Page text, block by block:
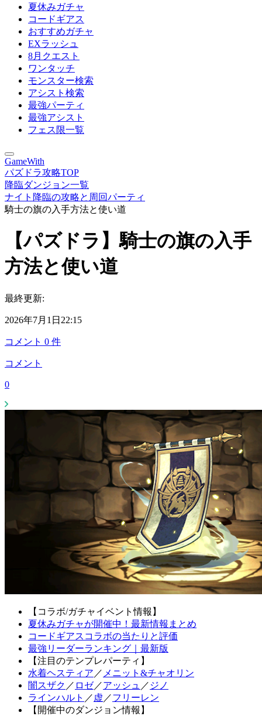
夏休みガチャ
コードギアス
おすすめガチャ
EXラッシュ
8月クエスト
ワンタッチ
モンスター検索
アシスト検索
最強パーティ
最強アシスト
フェス限一覧
GameWith
パズドラ攻略TOP
降臨ダンジョン一覧
ナイト降臨の攻略と周回パーティ
騎士の旗の入手方法と使い道
【パズドラ】騎士の旗の入手
方法と使い道
最終更新:
2026年7月1日22:15
コメント 0 件
コメント
0
【コラボ/ガチャイベント情報】
夏休みガチャが開催中！最新情報まとめ
コードギアスコラボの当たりと評価
最強リーダーランキング｜最新版
【注目のテンプレパーティ】
水着ヘスティア ／ メニット&チャオリン
闇スザク ／ ロゼ／アッシュ ／ ジノ
ラインハルト ／ 虚 ／フリーレン
【開催中のダンジョン情報】